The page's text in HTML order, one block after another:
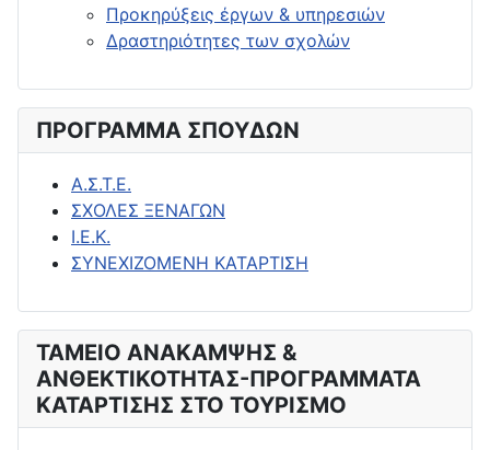
Προκηρύξεις έργων & υπηρεσιών
Δραστηριότητες των σχολών
ΠΡΟΓΡΑΜΜΑ ΣΠΟΥΔΩΝ
Α.Σ.Τ.Ε.
ΣΧΟΛΕΣ ΞΕΝΑΓΩΝ
Ι.Ε.Κ.
ΣΥΝΕΧΙΖΟΜΕΝΗ ΚΑΤΑΡΤΙΣΗ
ΤΑΜΕΙΟ ΑΝΑΚΑΜΨΗΣ &
ΑΝΘΕΚΤΙΚΟΤΗΤΑΣ-ΠΡΟΓΡΑΜΜΑΤΑ
ΚΑΤΑΡΤΙΣΗΣ ΣΤΟ ΤΟΥΡΙΣΜΟ